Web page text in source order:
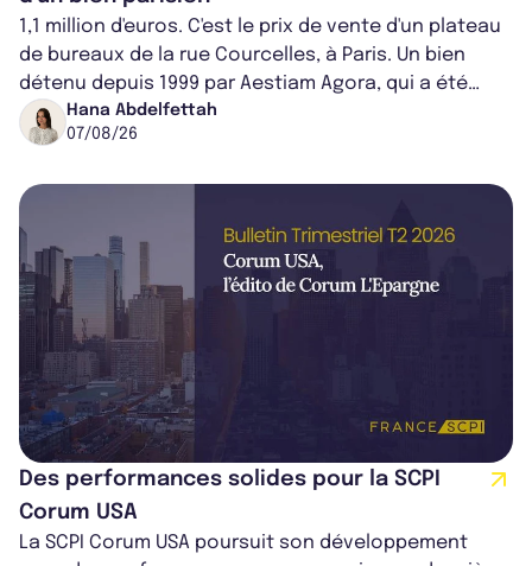
1,1 million d'euros. C'est le prix de vente d'un plateau
de bureaux de la rue Courcelles, à Paris. Un bien
détenu depuis 1999 par Aestiam Agora, qui a été
cédé avec une plus-value...
Hana Abdelfettah
07/08/26
Des performances solides pour la SCPI
Corum USA
La SCPI Corum USA poursuit son développement